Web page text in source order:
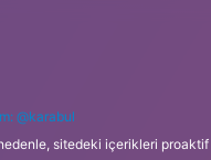
@karabul
sitedeki içerikleri